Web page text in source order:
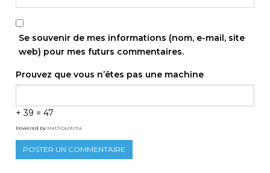
Se souvenir de mes informations (nom, e-mail, site
web) pour mes futurs commentaires.
Prouvez que vous n’êtes pas une machine
+ 39 = 47
Powered by MathCaptcha